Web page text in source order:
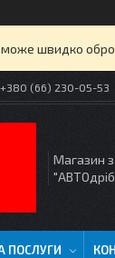
швидко
+380 (66) 230-05-53
Магазин
ПОСЛУГИ